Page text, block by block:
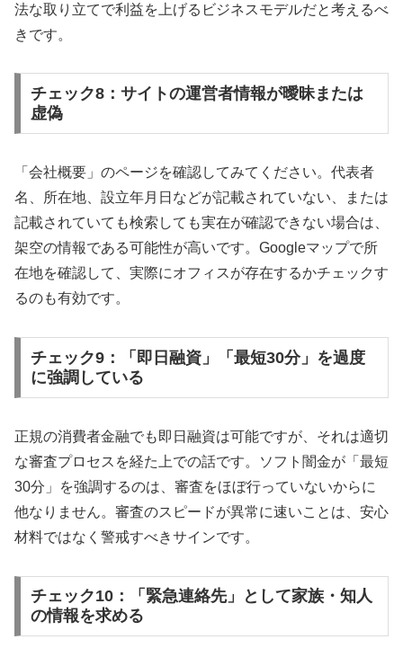
法な取り立てで利益を上げるビジネスモデルだと考えるべ
きです。
チェック8：サイトの運営者情報が曖昧または
虚偽
「会社概要」のページを確認してみてください。代表者
名、所在地、設立年月日などが記載されていない、または
記載されていても検索しても実在が確認できない場合は、
架空の情報である可能性が高いです。Googleマップで所
在地を確認して、実際にオフィスが存在するかチェックす
るのも有効です。
チェック9：「即日融資」「最短30分」を過度
に強調している
正規の消費者金融でも即日融資は可能ですが、それは適切
な審査プロセスを経た上での話です。ソフト闇金が「最短
30分」を強調するのは、審査をほぼ行っていないからに
他なりません。審査のスピードが異常に速いことは、安心
材料ではなく警戒すべきサインです。
チェック10：「緊急連絡先」として家族・知人
の情報を求める